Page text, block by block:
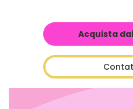
Acquista